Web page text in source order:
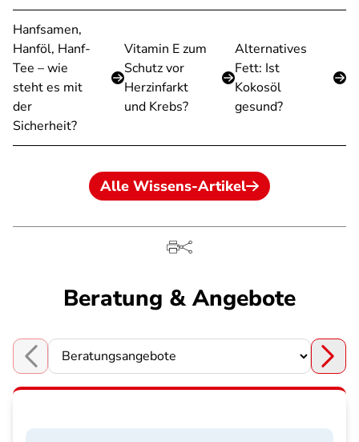
Hanfsamen,
Hanföl, Hanf-
Tee – wie
steht es mit
der
Sicherheit?
Vitamin E zum
Schutz vor
Herzinfarkt
und Krebs?
Alternatives
Fett: Ist
Kokosöl
gesund?
Alle Wissens-Artikel
Beratung & Angebote
Choose a section